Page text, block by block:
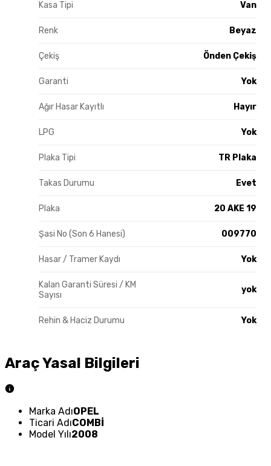
Kasa Tipi Van
Renk Beyaz
Çekiş Önden Çekiş
Garanti Yok
Ağır Hasar Kayıtlı Hayır
LPG Yok
Plaka Tipi TR Plaka
Takas Durumu Evet
Plaka 20 AKE 19
Şasi No (Son 6 Hanesi) 009770
Hasar / Tramer Kaydı Yok
Kalan Garanti Süresi / KM
Sayısı
yok
Rehin & Haciz Durumu Yok
Araç Yasal Bilgileri
Marka AdıOPEL
Ticari AdıCOMBİ
Model Yılı2008